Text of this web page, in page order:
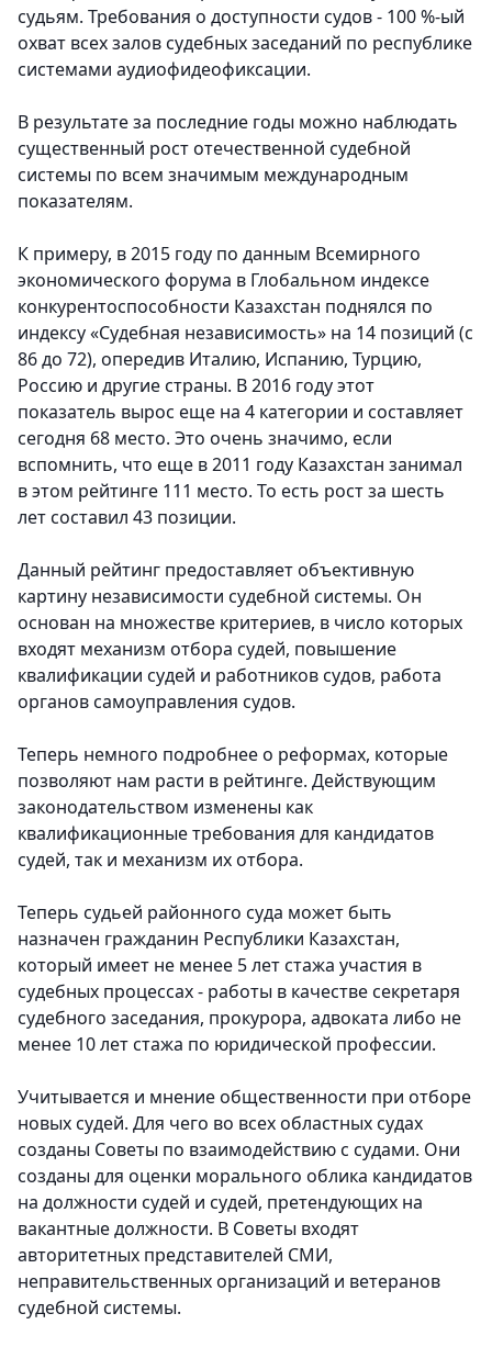
судьям. Требования о доступности судов - 100 %-ый
охват всех залов судебных заседаний по республике
системами аудиофидеофиксации.
В результате за последние годы можно наблюдать
существенный рост отечественной судебной
системы по всем значимым международным
показателям.
К примеру, в 2015 году по данным Всемирного
экономического форума в Глобальном индексе
конкурентоспособности Казахстан поднялся по
индексу «Судебная независимость» на 14 позиций (с
86 до 72), опередив Италию, Испанию, Турцию,
Россию и другие страны. В 2016 году этот
показатель вырос еще на 4 категории и составляет
сегодня 68 место. Это очень значимо, если
вспомнить, что еще в 2011 году Казахстан занимал
в этом рейтинге 111 место. То есть рост за шесть
лет составил 43 позиции.
Данный рейтинг предоставляет объективную
картину независимости судебной системы. Он
основан на множестве критериев, в число которых
входят механизм отбора судей, повышение
квалификации судей и работников судов, работа
органов самоуправления судов.
Теперь немного подробнее о реформах, которые
позволяют нам расти в рейтинге. Действующим
законодательством изменены как
квалификационные требования для кандидатов
судей, так и механизм их отбора.
Теперь судьей районного суда может быть
назначен гражданин Республики Казахстан,
который имеет не менее 5 лет стажа участия в
судебных процессах - работы в качестве секретаря
судебного заседания, прокурора, адвоката либо не
менее 10 лет стажа по юридической профессии.
Учитывается и мнение общественности при отборе
новых судей. Для чего во всех областных судах
созданы Советы по взаимодействию с судами. Они
созданы для оценки морального облика кандидатов
на должности судей и судей, претендующих на
вакантные должности. В Советы входят
авторитетных представителей СМИ,
неправительственных организаций и ветеранов
судебной системы.